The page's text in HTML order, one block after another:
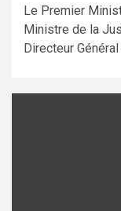
Le Premier
Ministre de la
Directeur Général